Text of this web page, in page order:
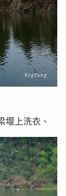
堰上洗衣、